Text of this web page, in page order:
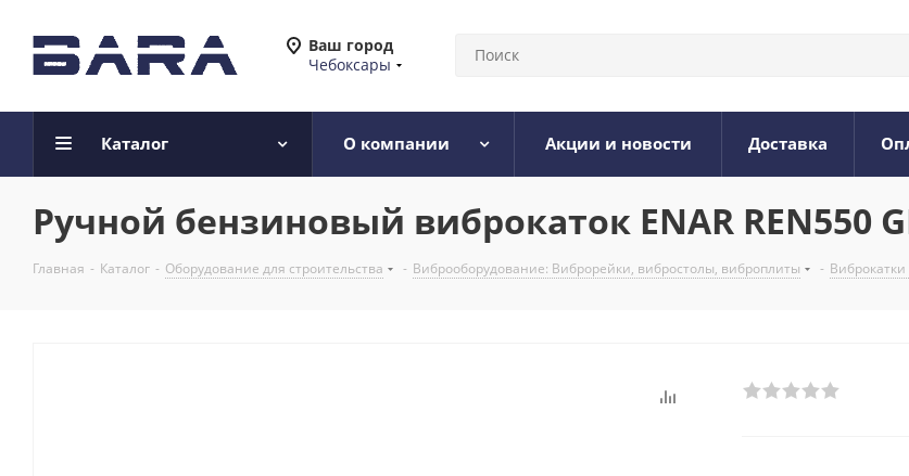
Ваш город
Чебоксары
Каталог О компании Акции и новости Доставка
Ручной бензиновый виброкаток ENAR REN550
Главная - Каталог - Оборудование для строительства - Виброоборудование: Виброрейки, вибростолы, виброплиты -